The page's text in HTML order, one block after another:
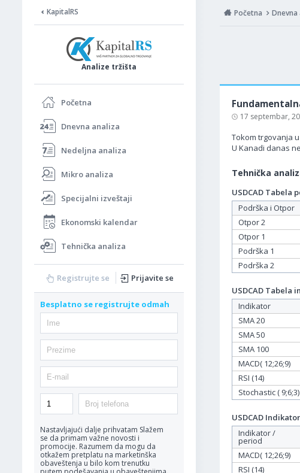
KapitalRS
Analize tržišta
Početna
Dnevna analiza
Nedeljna analiza
Mikro analiza
Specijalni izveštaji
Ekonomski kalendar
Tehnička analiza
Registrujte se Prijavite se
Besplatno se registrujte odmah
Nastavljajući dalje prihvatam Slažem
se da primam važne novosti i
promocije. Razumem da mogu da
otkažem pretplatu na marketinška
obaveštenja u bilo kom trenutku
Početna Dnevna
17 septembar,
Tokom trgovanja
U Kanadi danas
Tehnička
USDCAD Tabela
Podrška i Otpor
Otpor 2
Otpor 1
Podrška 1
Podrška 2
USDCAD Tabela
Indikator
SMA 20
SMA 50
SMA 100
MACD( 12;26;9)
RSI (14)
Stochastic ( 9;6;3)
USDCAD
Indikator /
period
MACD( 12;26;9)
RSI (14)